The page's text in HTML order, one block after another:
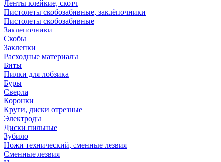
Ленты клейкие, скотч
Пистолеты скобозабивные, заклёпочники
Пистолеты скобозабивные
Заклепочники
Скобы
Заклепки
Расходные материалы
Биты
Пилки для лобзика
Буры
Сверла
Коронки
Круги, диски отрезные
Электроды
Диски пильные
Зубило
Ножи технический, сменные лезвия
Сменные лезвия